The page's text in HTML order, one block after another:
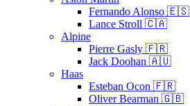
Fernando Alonso 🇪🇸
Lance Stroll 🇨🇦
Alpine
Pierre Gasly 🇫🇷
Jack Doohan 🇦🇺
Haas
Esteban Ocon 🇫🇷
Oliver Bearman 🇬🇧